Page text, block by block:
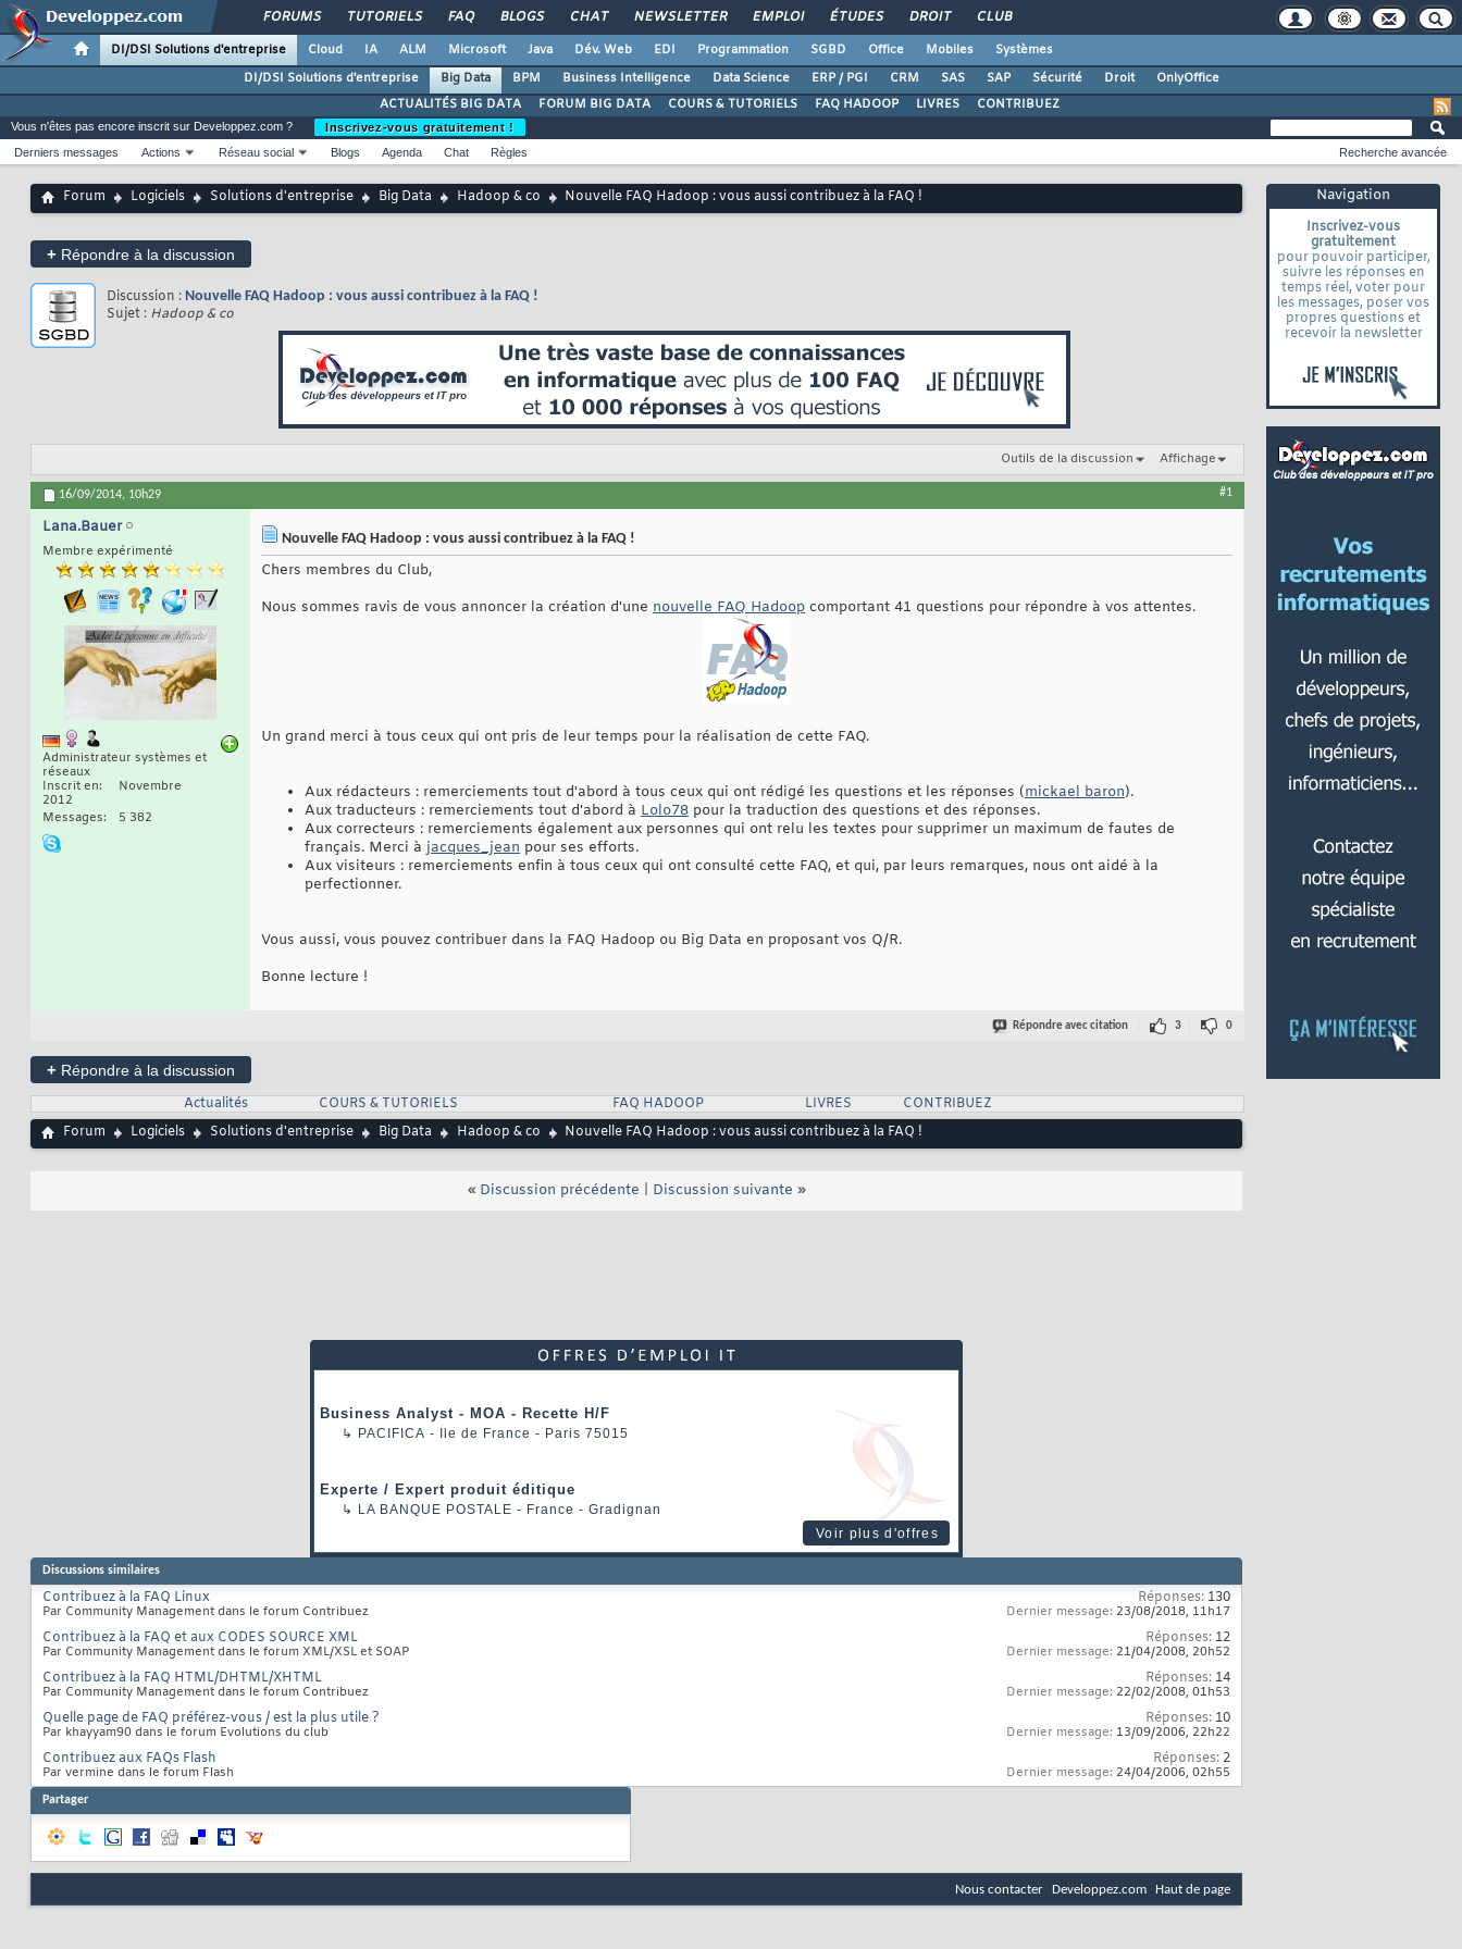
FORUMS TUTORIELS FAQ BLOGS CHAT NEWSLETTER EMPLOI ÉTUDES DROIT CLUB
DI/DSI Solutions d'entreprise Cloud IA ALM Microsoft Java Dév. Web EDI Programmation SGBD Office Mobiles
Systèmes
DI/DSI Solutions d'entreprise
Big Data BPM Business Intelligence Data Science ERP / PGI CRM SAS SAP Sécurité Droit
OnlyOffice
ACTUALITÉS BIG DATA
FORUM BIG DATA COURS & TUTORIELS FAQ HADOOP LIVRES CONTRIBUEZ
Navigation
Inscrivez-vous
gratuitement
pour pouvoir participer,
suivre les réponses en
temps réel, voter pour
les messages, poser vos
propres questions et
recevoir la newsletter
Vous n'êtes pas encore inscrit sur Developpez.com ?
Inscrivez-vous gratuitement !
Derniers messages
Actions Réseau social Blogs Agenda Chat Règles Recherche avancée
Forum Logiciels Solutions d'entreprise Big Data Hadoop & co Nouvelle FAQ Hadoop : vous aussi contribuez à la FAQ !
+ Répondre à la discussion
Discussion : Nouvelle FAQ Hadoop : vous aussi contribuez à la FAQ !
Sujet : Hadoop & co
Outils de la discussion Affichage
16/09/2014, 10h29 #1
Lana.Bauer
Membre expérimenté
Administrateur systèmes et
réseaux
Inscrit en
Novembre
2012
Messages
5 382
Nouvelle FAQ Hadoop : vous aussi contribuez à la FAQ !
Chers membres du Club,
Nous sommes ravis de vous annoncer la création d'une nouvelle FAQ Hadoop comportant 41 questions pour répondre à vos attentes.
Un grand merci à tous ceux qui ont pris de leur temps pour la réalisation de cette FAQ.
Aux rédacteurs : remerciements tout d'abord à tous ceux qui ont rédigé les questions et les réponses (mickael baron).
Aux traducteurs : remerciements tout d'abord à Lolo78 pour la traduction des questions et des réponses.
Aux correcteurs : remerciements également aux personnes qui ont relu les textes pour supprimer un maximum de fautes de
français. Merci à jacques_jean pour ses efforts.
Aux visiteurs : remerciements enfin à tous ceux qui ont consulté cette FAQ, et qui, par leurs remarques, nous ont aidé à la
perfectionner.
Vous aussi, vous pouvez contribuer dans la FAQ Hadoop ou Big Data en proposant vos Q/R.
Bonne lecture !
Répondre avec citation 3 0
+ Répondre à la discussion
Actualités
COURS & TUTORIELS FAQ HADOOP LIVRES
CONTRIBUEZ
Forum
Logiciels Solutions d'entreprise Big Data Hadoop & co Nouvelle FAQ Hadoop : vous aussi contribuez à la FAQ !
« Discussion précédente Discussion suivante »
Business Analyst - MOA - Recette H/F
↳ PACIFICA - Ile de France - Paris 75015
Experte / Expert produit éditique
↳ LA BANQUE POSTALE - France - Gradignan
Voir plus d'offres
Discussions similaires
Contribuez à la FAQ Linux
Par Community Management dans le forum Contribuez
Réponses: 130
Dernier message: 23/08/2018, 11h17
Contribuez à la FAQ et aux CODES SOURCE XML
Par Community Management dans le forum XML/XSL et SOAP
Réponses: 12
Dernier message: 21/04/2008, 20h52
Contribuez à la FAQ HTML/DHTML/XHTML
Par Community Management dans le forum Contribuez
Réponses: 14
Dernier message: 22/02/2008, 01h53
Quelle page de FAQ préférez-vous / est la plus utile ?
Par khayyam90 dans le forum Evolutions du club
Réponses: 10
Dernier message: 13/09/2006, 22h22
Contribuez aux FAQs Flash
Par vermine dans le forum Flash
Réponses: 2
Dernier message: 24/04/2006, 02h55
Partager
Nous contacter Developpez.com Haut de page